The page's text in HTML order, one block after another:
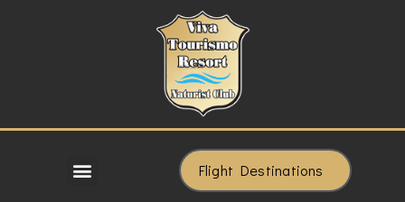
Flight Destinations